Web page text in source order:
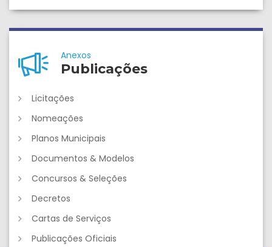
Anexos
Publicações
Licitações
Nomeações
Planos Municipais
Documentos & Modelos
Concursos & Seleções
Decretos
Cartas de Serviços
Publicações Oficiais